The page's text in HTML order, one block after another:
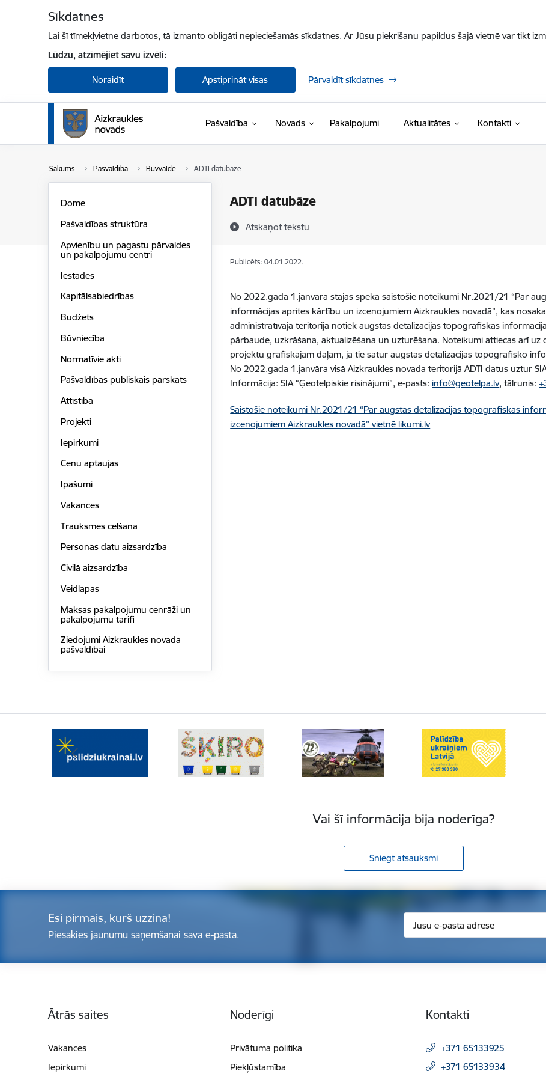
Sīkdatnes
Lai šī tīmekļvietne darbotos, tā izmanto obligāti nepieciešamās sīkdatnes. Ar Jūsu piekrišanu papildus šajā vietnē var tikt
Lūdzu, atzīmējiet savu izvēli:
Noraidīt Apstiprināt visas Pārvaldīt sīkdatnes
Pašvaldība Novads Pakalpojumi Aktualitātes Kontakti
Sākums Pašvaldība Būvvalde ADTI datubāze
ADTI datubāze
Atskaņot tekstu
Dome
Pašvaldības struktūra
Apvienību un pagastu pārvaldes
un pakalpojumu centri
Iestādes
Kapitālsabiedrības
Budžets
Būvniecība
Normatīvie akti
Pašvaldības publiskais pārskats
Attīstība
Projekti
Iepirkumi
Cenu aptaujas
Īpašumi
Vakances
Trauksmes celšana
Personas datu aizsardzība
Civilā aizsardzība
Veidlapas
Maksas pakalpojumu cenrāži un
pakalpojumu tarifi
Ziedojumi Aizkraukles novada
pašvaldībai
Publicēts: 04.01.2022.
No 2022.gada 1.janvāra stājas spēkā saistošie noteikumi Nr.2021/21 “Par
informācijas aprites kārtību un izcenojumiem Aizkraukles novadā”, kas
administratīvajā teritorijā notiek augstas detalizācijas topogrāfiskās
pārbaude, uzkrāšana, aktualizēšana un uzturēšana. Noteikumi attiecas arī uz
projektu grafiskajām daļām, ja tie satur augstas detalizācijas topogrāfisko
No 2022.gada 1.janvāra visā Aizkraukles novada teritorijā ADTI datus uztur
Informācija: SIA “Ģeotelpiskie risinājumi”, e-pasts: info@geotelpa.lv, tālrunis:
Saistošie noteikumi Nr.2021/21 “Par augstas detalizācijas topogrāfiskās
izcenojumiem Aizkraukles novadā” vietnē likumi.lv
Vai šī informācija bija noderīga?
Sniegt atsauksmi
Esi pirmais, kurš uzzina!
Piesakies jaunumu saņemšanai savā e-pastā.
Ātrās saites
Vakances
Iepirkumi
Noderīgi
Privātuma politika
Piekļūstamība
Kontakti
+371 65133925
+371 65133934